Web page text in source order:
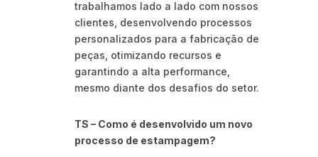
trabalhamos lado a lado com nossos
clientes, desenvolvendo processos
personalizados para a fabricação de
peças, otimizando recursos e
garantindo a alta performance,
mesmo diante dos desafios do setor.
TS – Como é desenvolvido um novo
processo de estampagem?